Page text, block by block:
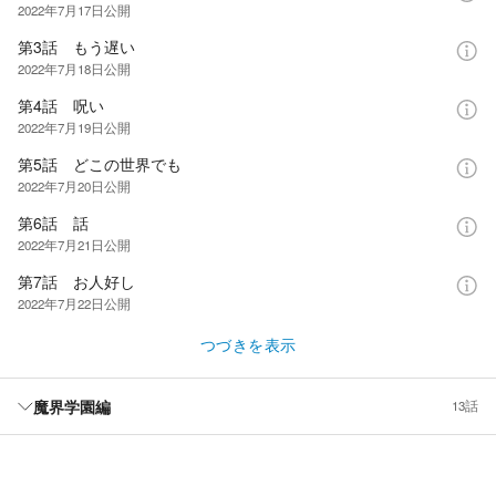
2022年7月17日公開
第3話 もう遅い
2022年7月18日公開
第4話 呪い
2022年7月19日公開
第5話 どこの世界でも
2022年7月20日公開
第6話 話
2022年7月21日公開
第7話 お人好し
2022年7月22日公開
つづきを表示
魔界学園編 13話